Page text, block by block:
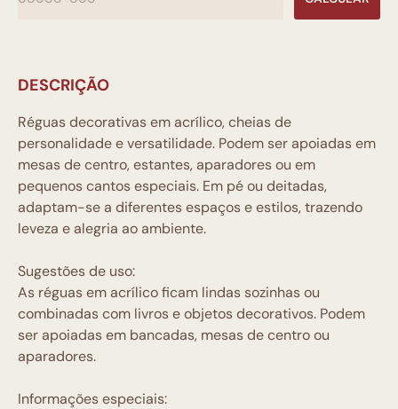
DESCRIÇÃO
Réguas decorativas em acrílico, cheias de
personalidade e versatilidade. Podem ser apoiadas em
mesas de centro, estantes, aparadores ou em
pequenos cantos especiais. Em pé ou deitadas,
adaptam-se a diferentes espaços e estilos, trazendo
leveza e alegria ao ambiente.
Sugestões de uso:
As réguas em acrílico ficam lindas sozinhas ou
combinadas com livros e objetos decorativos. Podem
ser apoiadas em bancadas, mesas de centro ou
aparadores.
Informações especiais: